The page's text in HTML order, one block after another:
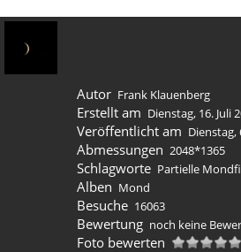
Autor Frank Klauenberg
Erstellt am Dienstag, 16. Juli
Veröffentlicht am Dienstag,
Abmessungen 2048*1365
Schlagworte Partielle
Alben Mond
Besuche 16063
Bewertung noch keine
Foto bewerten